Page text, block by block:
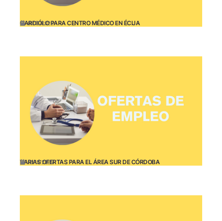
CARDIÓLO PARA CENTRO MÉDICO EN ÉCIJA
01/15/2026
VARIAS OFERTAS PARA EL ÁREA SUR DE CÓRDOBA
12/19/2025